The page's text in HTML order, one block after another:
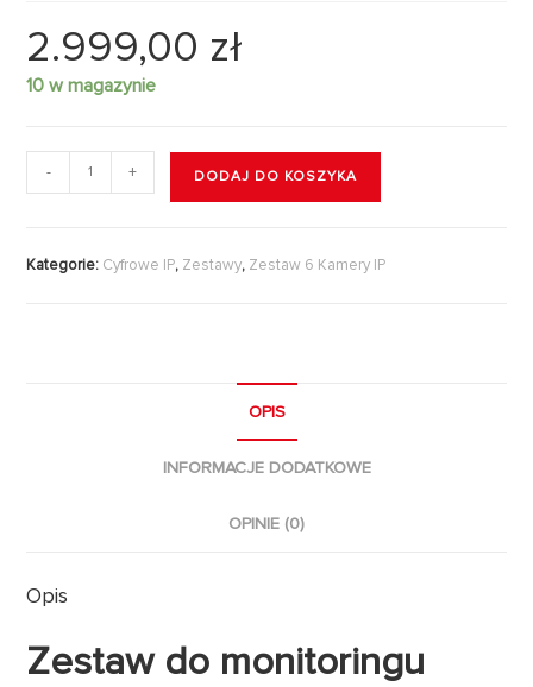
2.999,00 zł
10 w magazynie
- + DODAJ DO KOSZYKA
Kategorie: Cyfrowe IP, Zestawy, Zestaw 6 Kamery IP
OPIS
INFORMACJE DODATKOWE
OPINIE (0)
Opis
Zestaw do monitoringu